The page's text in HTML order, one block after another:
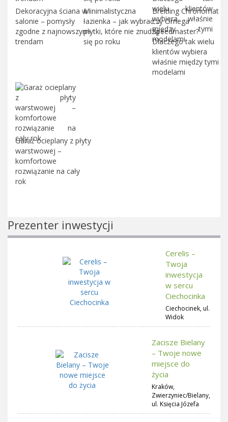
Dekoracyjna ściana w
salonie – pomysły
zgodne z najnowszymi
trendam
Minimalistyczna
łazienka – jak wybrać
płytki, które nie znudzą
się po roku
Breitling Chronomat
czy Omega
Speedmaster?
Dlaczego tak wielu
klientów wybiera
właśnie między tymi
modelami
Garaż ocieplany z płyty
warstwowej –
komfortowe
rozwiązanie na cały
rok
Prezenter inwestycji
Cerelis –
Twoja
inwestycja
w sercu
Ciechocinka
Ciechocinek, ul.
Widok
Zacisze Bielany
– Twoje nowe
miejsce do
życia
Kraków,
Zwierzyniec/Bielany,
ul. Księcia Józefa